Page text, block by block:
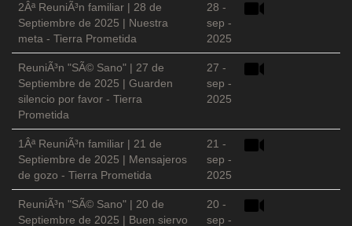
2Âª ReuniÃ³n familiar | 28 de
Septiembre de 2025 | Nuestra
meta - Tierra Prometida
28 -
sep -
2025
ReuniÃ³n "SÃ© Sano" | 27 de
Septiembre de 2025 | Guarden
silencio por favor - Tierra
Prometida
27 -
sep -
2025
1Âª ReuniÃ³n familiar | 21 de
Septiembre de 2025 | Mensajeros
de gozo - Tierra Prometida
21 -
sep -
2025
ReuniÃ³n "SÃ© Sano" | 20 de
Septiembre de 2025 | Buen siervo
20 -
sep -